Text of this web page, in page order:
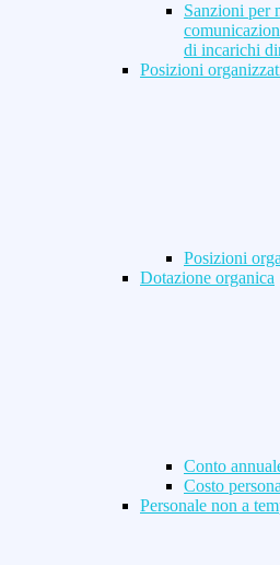
Sanzioni per
di incarichi
Posizioni
Posizioni
Dotazione organica
Conto
Costo
Personale non a